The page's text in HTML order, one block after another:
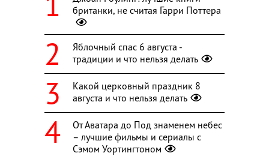
британки, не считая Гарри Поттера
Яблочный спас 6 августа -
традиции и что нельзя делать
Какой церковный праздник 8
августа и что нельзя делать
От Аватара до Под знаменем небес
– лучшие фильмы и сериалы с
Сэмом Уортингтоном